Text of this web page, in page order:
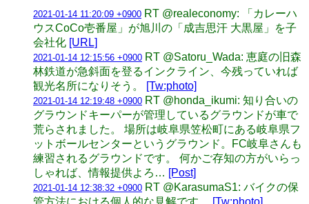
2021-01-14 11:20:09 +0900 RT @realeconomy: 「カレーハ
ウスCoCo壱番屋」が旭川の「成吉思汗 大黒屋」を子
会社化 [URL]
2021-01-14 12:15:56 +0900 RT @Satoru_Wada: 恵庭の旧森
林鉄道が急斜面を登るインクライン、今残っていれば
観光名所になりそう。
[Tw:photo]
2021-01-14 12:19:48 +0900 RT @honda_ikumi: 知り合いの
グラウンドキーパーが管理しているグラウンドが車で
荒らされました。 場所は岐阜県笠松町にある岐阜県フ
ットボールセンターというグラウンド。FC岐阜さんも
練習されるグラウンドです。 何かご存知の方がいらっ
しゃれば、情報提供よろ… [Post]
2021-01-14 12:38:32 +0900 RT @KarasumaS1: バイクの保
管方法における個人的な見解です。
[Tw:photo]